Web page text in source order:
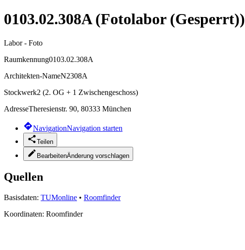
0103.02.308A (Fotolabor (Gesperrt))
Labor - Foto
Raumkennung0103.02.308A
Architekten-NameN2308A
Stockwerk2 (2. OG + 1 Zwischengeschoss)
AdresseTheresienstr. 90, 80333 München
NavigationNavigation starten
Teilen
BearbeitenÄnderung vorschlagen
Quellen
Basisdaten: TUMonline • Roomfinder
Koordinaten: Roomfinder